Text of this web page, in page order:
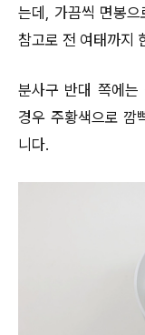
는데, 가끔씩 면봉
참고로 전 여태까지
분사구 반대 쪽에는
경우 주황색으로 깜
니다.